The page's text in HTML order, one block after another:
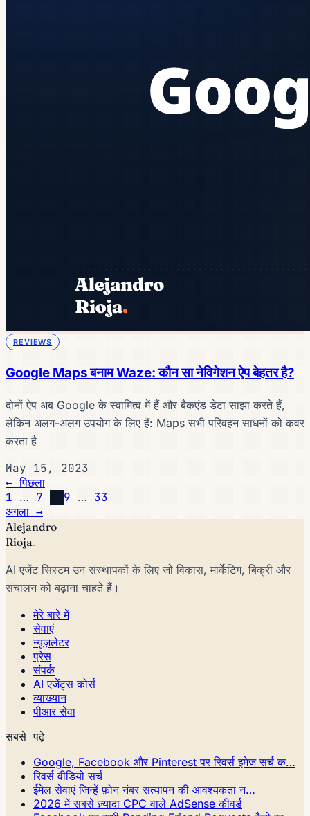
REVIEWS
Google Maps बनाम Waze: कौन सा नेविगेशन ऐप बेहतर है?
दोनों ऐप अब Google के स्वामित्व में हैं और बैकएंड डेटा साझा करते हैं,
लेकिन अलग-अलग उपयोग के लिए हैं: Maps सभी परिवहन साधनों को कवर
करता है
May 15, 2023
← पिछला
1 … 7 9 … 33
अगला →
Alejandro
Rioja.
AI एजेंट सिस्टम उन संस्थापकों के लिए जो विकास, मार्केटिंग, बिक्री और
संचालन को बढ़ाना चाहते हैं।
मेरे बारे में
सेवाएं
न्यूज़लेटर
प्रेस
संपर्क
AI एजेंट्स कोर्स
व्याख्यान
पीआर सेवा
सबसे पढ़े
Google, Facebook और Pinterest पर रिवर्स इमेज सर्च क…
रिवर्स वीडियो सर्च
ईमेल सेवाएं जिन्हें फ़ोन नंबर सत्यापन की आवश्यकता न…
2026 में सबसे ज़्यादा CPC वाले AdSense कीवर्ड